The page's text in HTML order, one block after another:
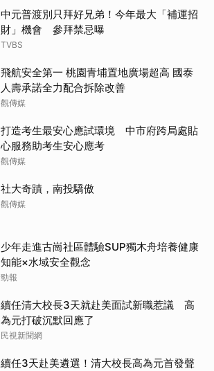
中元普渡別只拜好兄弟！今年最大「補運招
財」機會 參拜禁忌曝
TVBS
飛航安全第一 桃園青埔置地廣場超高 國泰
人壽承諾全力配合拆除改善
觀傳媒
打造考生最安心應試環境 中市府跨局處貼
心服務助考生安心應考
觀傳媒
社大奇蹟，南投驕傲
觀傳媒
少年走進古崗社區體驗SUP獨木舟培養健康
知能×水域安全觀念
勁報
續任清大校長3天就赴美面試新職惹議 高
為元打破沉默回應了
民視新聞網
續任3天赴美遴選！清大校長高為元首發聲